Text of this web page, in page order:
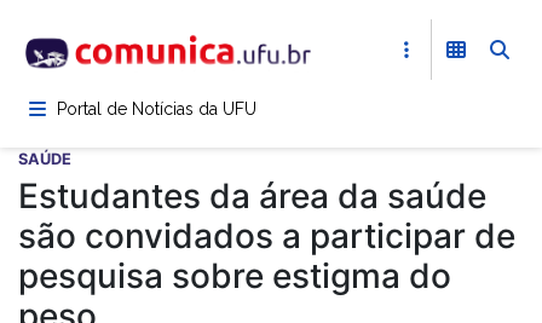
para
conteúdoPortal de Notícias da UFU
SAÚDE
Estudantes da área da saúde
são convidados a participar de
pesquisa sobre estigma do